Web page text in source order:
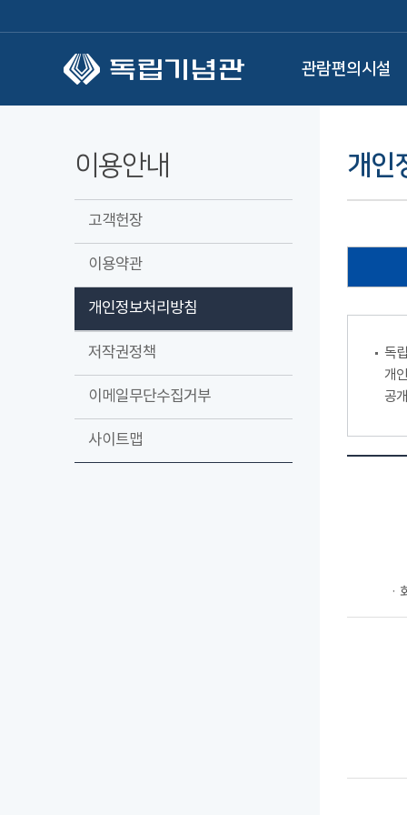
관람편의시설
이용안내
고객헌장
이용약관
개인정보처리방침
저작권정책
이메일무단수집거부
사이트맵
개인
독
개
공
ㆍ